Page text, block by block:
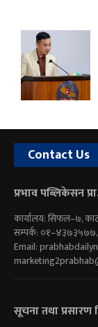
Contact Us
प्रभाव पब्लिकेसन
कार्यालय: सिफल–७,
सम्पर्क:
Email:
सूचना तथा प्रसारण